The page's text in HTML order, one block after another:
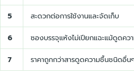
5 สะดวกต่อการใช้งานและจัดเก็บ
6 ซองบรรจุแห้งไม่เปียกแฉะแม้ดูดคว
7 ราคาถูกกว่าสารดูดความชื้นชนิดอื่น